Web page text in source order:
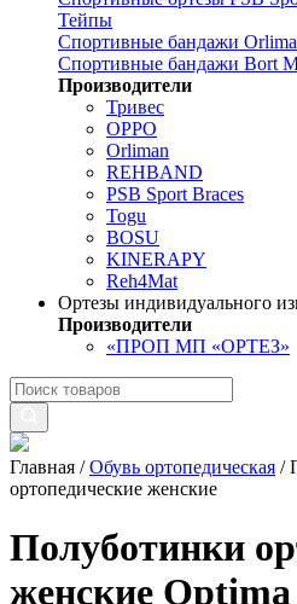
Тейпы
Спортивные бандажи
Спортивные бандажи Bort
Производители
Тривес
OPPO
Orliman
REHBAND
PSB Sport Braces
Togu
BOSU
KINERAPY
Reh4Mat
Ортезы индивидуального
Производители
«ПРОП МП «ОРТЕЗ»
Главная /Обувь ортопедическая /
ортопедические женские
Полуботинки
женские